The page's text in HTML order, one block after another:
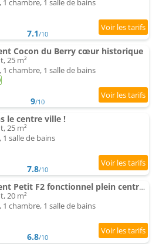
chambre, 1 salle de bains
7.1/10
Cocon du Berry cœur historique
25 m²
chambre, 1 salle de bains
9/10
le centre ville !
25 m²
salle de bains
7.8/10
Appartement Petit F2 fonctionnel plein centre et proche gare
20 m²
chambre, 1 salle de bains
6.8/10